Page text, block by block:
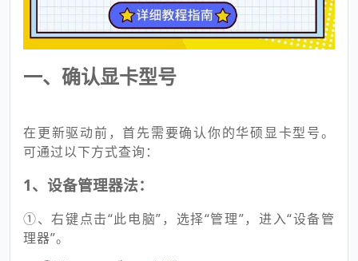
一、确认显卡型号
在更新驱动前，首先需要确认你的华硕显卡型号。
可通过以下方式查询：
1、设备管理器法：
①、右键点击“此电脑”，选择“管理”，进入“设备管
理器”。